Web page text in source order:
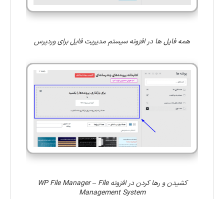
همه فایل ها در افزونه سیستم مدیریت فایل برای وردپرس
کشیدن و رها کردن در افزونه WP File Manager – File
Management System